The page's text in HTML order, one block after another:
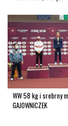
WW 58 kg i srebrny
GAJOWNICZEK